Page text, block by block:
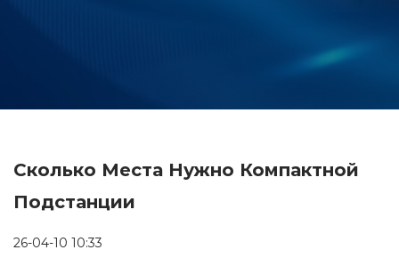
Сколько Места Нужно Компактной
Подстанции
26-04-10 10:33